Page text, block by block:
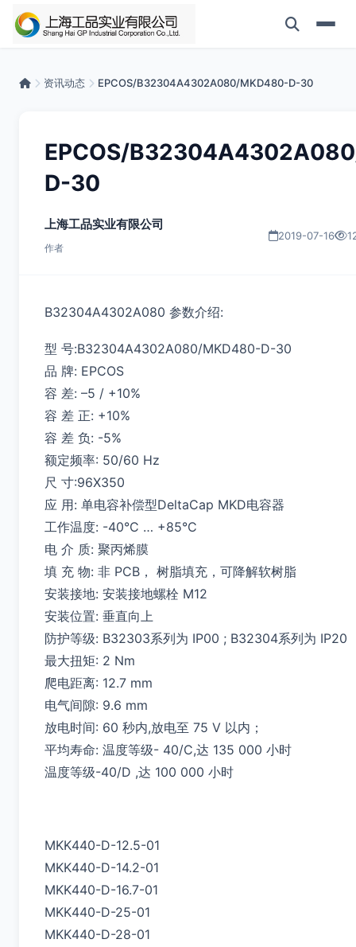
资讯动态 EPCOS/B32304A4302A080/MKD480-D-30
EPCOS/
D-30
上海工品实业有限公司
作者
2019-07-16
B32304A4302A080 参数介绍:
型 号:B32304A4302A080/MKD480-D-30
品 牌: EPCOS
容 差: –5 / +10%
容 差 正: +10%
容 差 负: -5%
额定频率: 50/60 Hz
尺 寸:96X350
应 用: 单电容补偿型DeltaCap MKD电容器
工作温度: -40°C … +85°C
电 介 质: 聚丙烯膜
填 充 物: 非 PCB， 树脂填充，可降解软树脂
安装接地: 安装接地螺栓 M12
安装位置: 垂直向上
防护等级: B32303系列为 IP00 ; B32304系列为 IP20
最大扭矩: 2 Nm
爬电距离: 12.7 mm
电气间隙: 9.6 mm
放电时间: 60 秒内,放电至 75 V 以内；
平均寿命: 温度等级- 40/C,达 135 000 小时
温度等级-40/D ,达 100 000 小时
MKK440-D-12.5-01
MKK440-D-14.2-01
MKK440-D-16.7-01
MKK440-D-25-01
MKK440-D-28-01